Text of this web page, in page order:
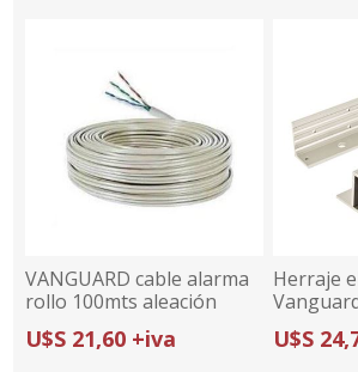
VANGUARD cable alarma
rollo 100mts aleación
(30% cobre y 70%
aluminio), 3 pares 0,5mm
U$S 21,60 +iva
Herraje
U$S